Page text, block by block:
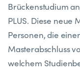
Brückenstudium
PLUS. Diese neue
Personen, die
Masterabschluss
welchem